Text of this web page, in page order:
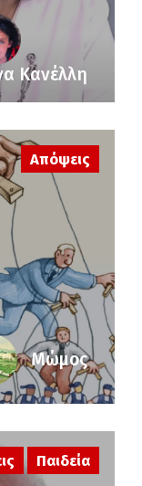
Κανέλλη
Απόψεις
Μώμος
Παιδεία